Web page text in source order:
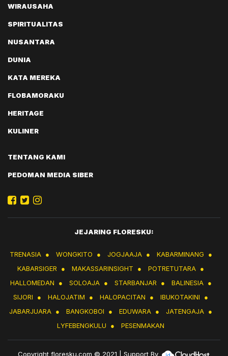
WIRAUSAHA
SPIRITUALITAS
NUSANTARA
DUNIA
KATA MEREKA
FLOBAMORAKU
HERITAGE
KULINER
TENTANG KAMI
PEDOMAN MEDIA SIBER
JEJARING FLORESKU:
TRENASIA ● WONGKITO ● JOGJAAJA ● KABARMINANG
●
KABARSIGER ● MAKASSARINSIGHT ● POTRETUTARA ●
HALLOMEDAN
● SOLOAJA ● STARBANJAR ● BALINESIA ●
SIJORI
● HALOJATIM ● HALOPACITAN ● IBUKOTAKINI
●
JABARJUARA ● BANGKOBOI ● EDUWARA ● JATENGAJA ●
LYFEBENGKULU
● PESENMAKAN
Copyrightfloresku.com © 2021 | Support By